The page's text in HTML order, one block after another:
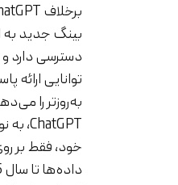
برخلاف ChatGPT،
بینگ جدید به اینترنت
دسترسی دارد و به آن
توانایی ارائه پاسخ‌های
به‌روزتر را می‌دهد.
ChatGPT، به نوبه
خود، فقط بر روی
داده‌ها تا سال 2025